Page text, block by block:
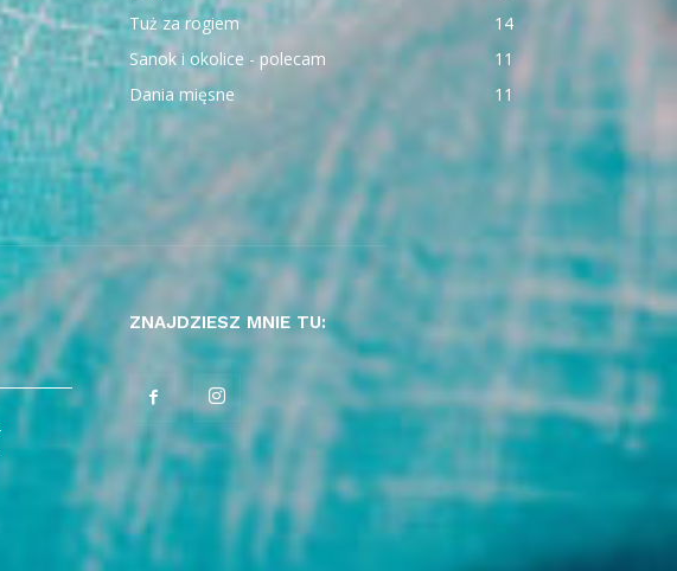
Tuż za rogiem
14
Sanok i okolice - polecam
11
Dania mięsne
11
ZNAJDZIESZ MNIE TU: